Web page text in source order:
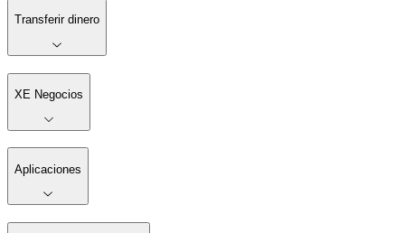
Transferir dinero
XE Negocios
Aplicaciones